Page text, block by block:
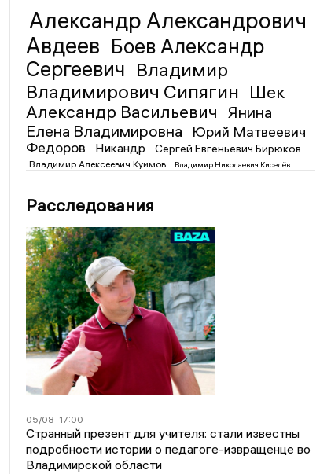
Александр Александрович
Авдеев Боев Александр
Сергеевич Владимир
Владимирович Сипягин Шек
Александр Васильевич
Янина
Елена Владимировна
Юрий Матвеевич
Федоров
Никандр Сергей Евгеньевич Бирюков
Владимир Алексеевич Куимов Владимир Николаевич Киселёв
Расследования
05/08 17:00
Странный презент для учителя: стали известны
подробности истории о педагоге-извращенце во
Владимирской области